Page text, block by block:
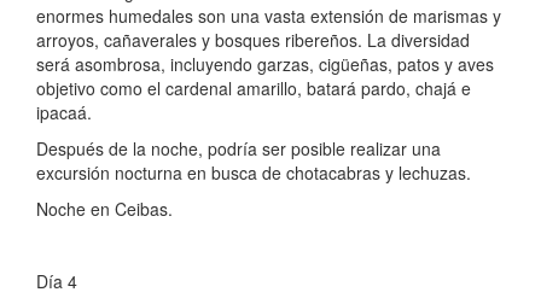
enormes humedales son una vasta extensión de marismas y
arroyos, cañaverales y bosques ribereños. La diversidad
será asombrosa, incluyendo garzas, cigüeñas, patos y aves
objetivo como el cardenal amarillo, batará pardo, chajá e
ipacaá.
Después de la noche, podría ser posible realizar una
excursión nocturna en busca de chotacabras y lechuzas.
Noche en Ceibas.
Día 4